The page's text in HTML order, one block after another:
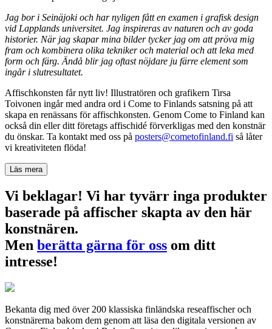
Jag bor i Seinäjoki och har nyligen fått en examen i grafisk design
vid Lapplands universitet. Jag inspireras av naturen och av goda
historier. När jag skapar mina bilder tycker jag om att pröva mig
fram och kombinera olika tekniker och material och att leka med
form och färg. Ändå blir jag oftast nöjdare ju färre element som
ingår i slutresultatet.
Affischkonsten får nytt liv! Illustratören och grafikern Tirsa
Toivonen ingår med andra ord i Come to Finlands satsning på att
skapa en renässans för affischkonsten. Genom Come to Finland kan
också din eller ditt företags affischidé förverkligas med den konstnär
du önskar. Ta kontakt med oss på posters@cometofinland.fi så låter
vi kreativiteten flöda!
Läs mera
Vi beklagar! Vi har tyvärr inga produkter
baserade på affischer skapta av den här
konstnären.
Men berätta gärna för oss om ditt
intresse!
Bekanta dig med över 200 klassiska finländska reseaffischer och
konstnärerna bakom dem genom att läsa den digitala versionen av